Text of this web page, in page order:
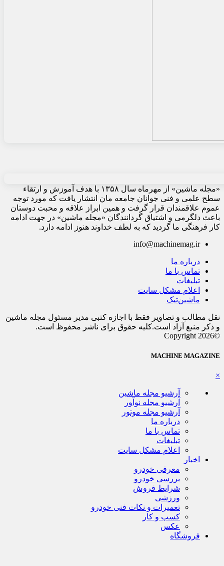
«مجله ماشین» از مهرماه سال ۱۳۵۸ با هدف آموزش و ارتقاء
سطح علمی و فنی جوانان جامعه مان انتشار یافت که مورد توجه
عموم علاقمندان قرار گرفت و همین ابراز علاقه و محبت دوستان
باعث دلگرمی و اشتیاق گردانندگان «مجله ماشین» در جهت ادامه
کار فرهنگی ما گردید که به لطف خداوند هنوز ادامه دارد.
info@machinemag.ir
درباره ما
تماس با ما
تبلیغات
اعلام مشکل سایت
ماشین‌تیک
نقل مطالب و تصاویر فقط با اجازه کتبی مدیر مسئول مجله ماشین
و ذکر منبع آزاد است.کلیه حقوق برای ناشر محفوظ است.
©Copyright 2026
MACHINE MAGAZINE
×
آرشیو مجله ماشین
آرشیو مجله نوآور
آرشیو مجله موتور
درباره ما
تماس با ما
تبلیغات
اعلام مشکل سایت
اخبار
معرفی خودرو
بررسی خودرو
شرایط فروش
ورزشی
تعمیرات و نکات فنی خودرو
کسب و کار
عکس
فروشگاه